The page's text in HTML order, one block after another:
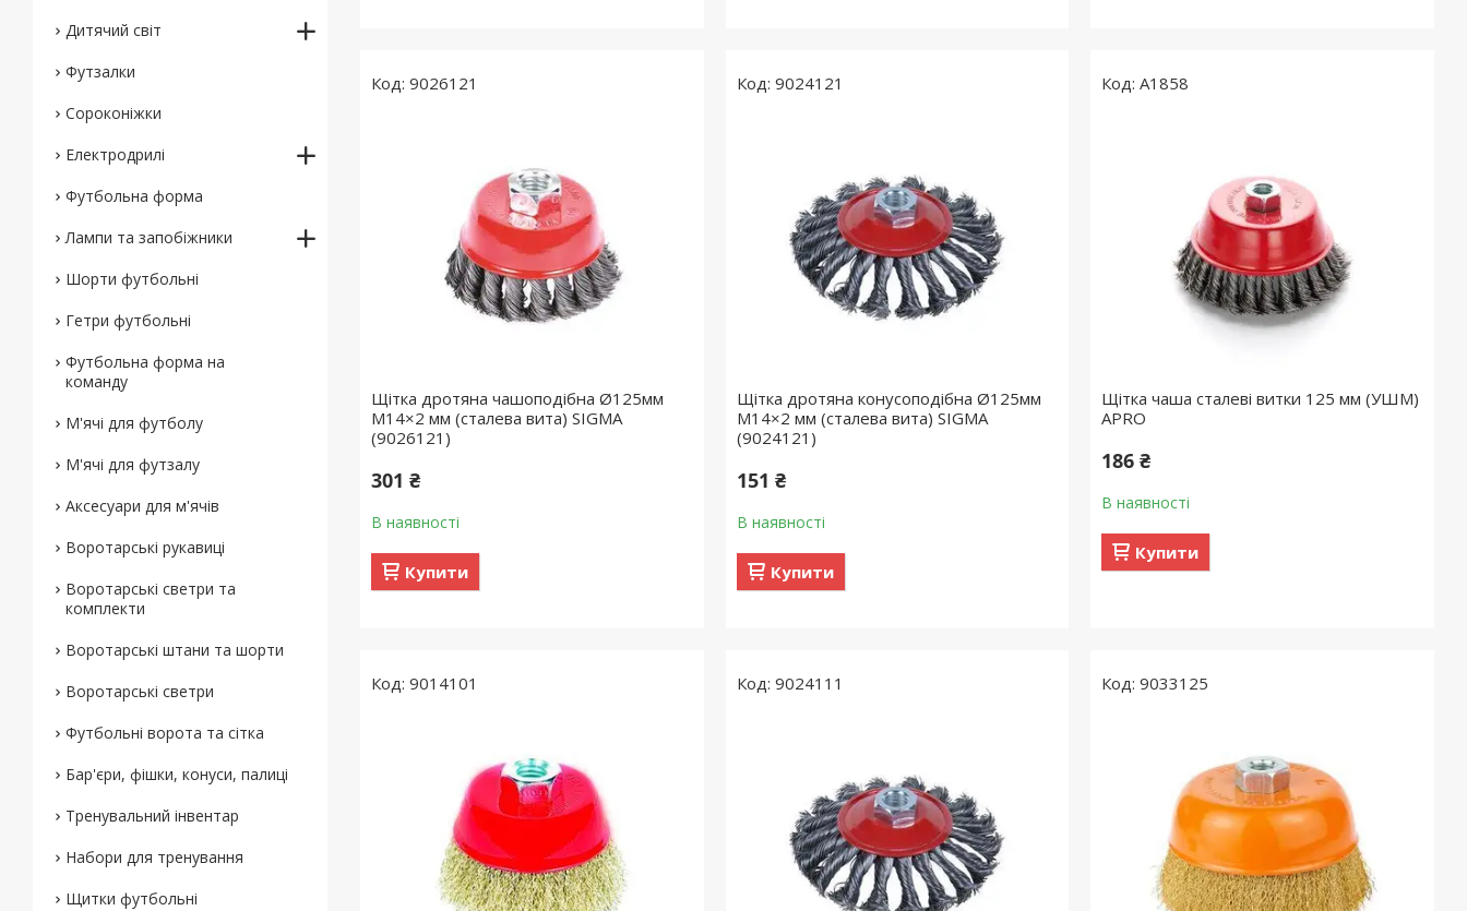
9026121
Щітка дротяна чашоподібна Ø125мм
М14×2 мм (сталева вита) SIGMA
(9026121)
301 ₴
В наявності
Купити
9024121
Щітка дротяна конусоподібна Ø125мм
М14×2 мм (сталева вита) SIGMA
(9024121)
151 ₴
В наявності
Купити
A1858
Щітка чаша сталеві витки 125 мм (УШМ)
APRO
186 ₴
В наявності
Купити
9014101 9024111 9033125
Дитячий світ
Футзалки
Сороконіжки
Електродрилі
Футбольна форма
Лампи та запобіжники
Шорти футбольні
Гетри футбольні
Футбольна форма на
команду
М'ячі для футболу
М'ячі для футзалу
Аксесуари для м'ячів
Воротарські рукавиці
Воротарські светри та
комплекти
Воротарські штани та шорти
Воротарські светри
Футбольні ворота та сітка
Бар'єри, фішки, конуси, палиці
Тренувальний інвентар
Набори для тренування
Щитки футбольні